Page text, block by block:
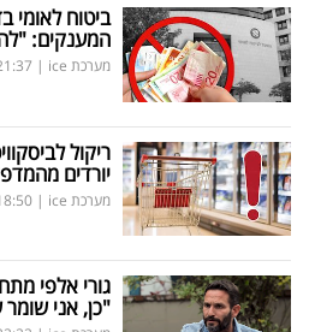
ביטוח לאומי
המענקים:
מערכת ice |
ריקול
יורדים
מערכת ice |
"כן, אני